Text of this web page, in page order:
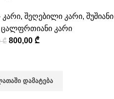
კარი, შეღებილი კარი, შუშიანი
ცალფრთიანი კარი
₾ 800,00 ₾
ᲓᲐᲛᲐᲢᲔᲑᲐ